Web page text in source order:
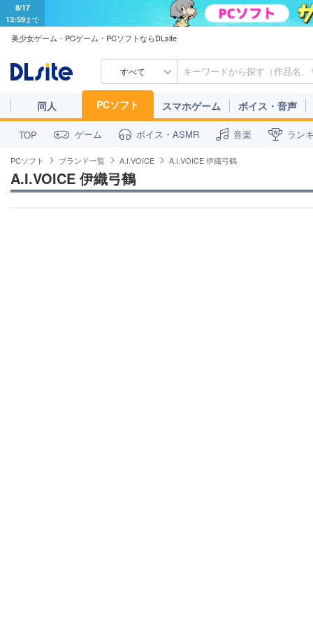
8/17
13:59まで
美少女ゲーム・PCゲーム・PCソフトならDLsite
すべて
同人 PCソフト スマホゲーム ボイス・音声
TOP ゲーム ボイス・ASMR 音楽 ラン
PCソフト ブランド一覧 A.I.VOICE A.I.VOICE 伊織弓鶴
A.I.VOICE 伊織弓鶴